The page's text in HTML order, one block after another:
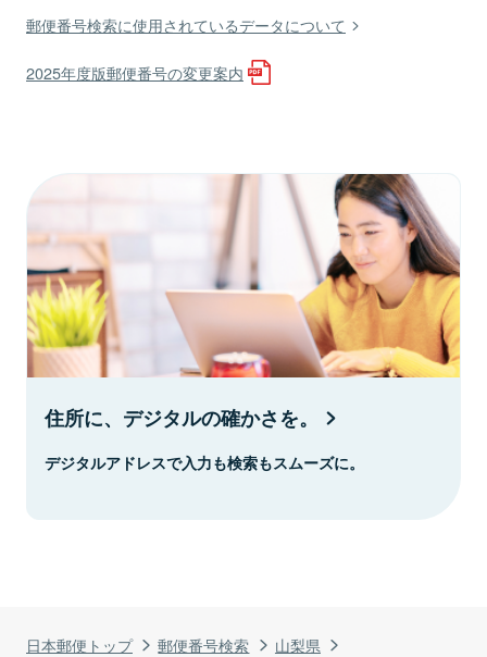
日本郵便トップ 郵便番号検索
山梨県
郵便番号検索に使用されているデータについて
2025年度版郵便番号の変更案内
住所に、デジタルの確かさを。
デジタルアドレスで入力も検索もスムーズに。